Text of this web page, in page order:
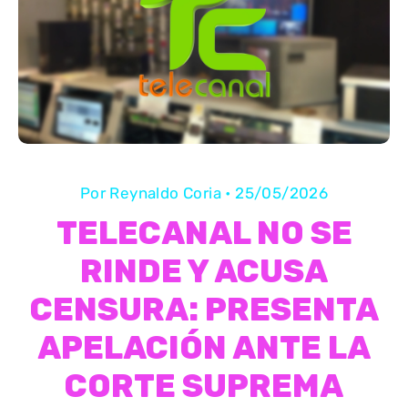
Por Reynaldo Coria •25/05/2026
TELECANAL NO SE
RINDE Y ACUSA
CENSURA: PRESENTA
APELACIÓN ANTE LA
CORTE SUPREMA